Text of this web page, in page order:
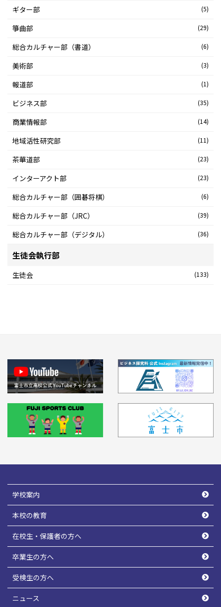
ギター部 (5)
箏曲部 (29)
総合カルチャー部（書道） (6)
美術部 (3)
報道部 (1)
ビジネス部 (35)
商業情報部 (14)
地域活性研究部 (11)
茶華道部 (23)
インターアクト部 (23)
総合カルチャー部（囲碁将棋） (6)
総合カルチャー部（JRC） (39)
総合カルチャー部（デジタル） (36)
生徒会執行部
生徒会 (133)
学校案内
本校の教育
在校生・保護者の方へ
卒業生の方へ
受検生の方へ
ニュース